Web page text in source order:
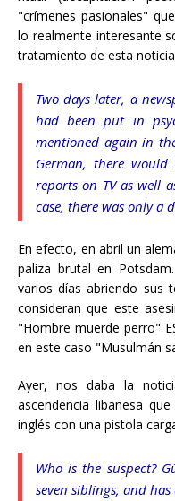
"crímenes pasionales"
lo realmente interesante
tratamiento de esta
Two days later, a
had been put in
mentioned again in
German, there
reports on TV as well
case, there was only a
En efecto, en abril un
paliza brutal en
varios días abriendo sus
consideran que este
"Hombre muerde perro"
en este caso "Musulmán
Ayer, nos daba la
ascendencia libanesa
inglés con una pistola
Who is the suspect?
seven siblings, and